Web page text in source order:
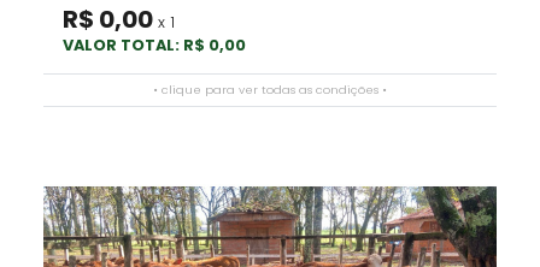
R$ 0,00 x 1
VALOR TOTAL: R$ 0,00
• clique para ver todas as condições •